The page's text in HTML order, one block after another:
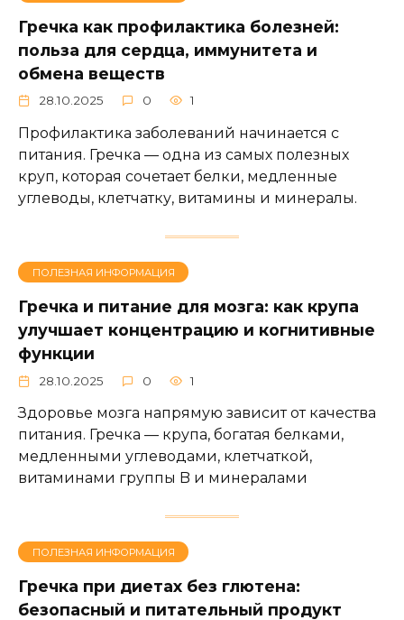
Гречка как профилактика болезней:
польза для сердца, иммунитета и
обмена веществ
28.10.2025 0 1
Профилактика заболеваний начинается с
питания. Гречка — одна из самых полезных
круп, которая сочетает белки, медленные
углеводы, клетчатку, витамины и минералы.
ПОЛЕЗНАЯ ИНФОРМАЦИЯ
Гречка и питание для мозга: как крупа
улучшает концентрацию и когнитивные
функции
28.10.2025 0 1
Здоровье мозга напрямую зависит от качества
питания. Гречка — крупа, богатая белками,
медленными углеводами, клетчаткой,
витаминами группы B и минералами
ПОЛЕЗНАЯ ИНФОРМАЦИЯ
Гречка при диетах без глютена:
безопасный и питательный продукт